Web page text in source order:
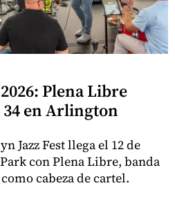
Plena Libre
en Arlington
Jazz Fest llega el 12 de
con Plena Libre, banda
cabeza de cartel.